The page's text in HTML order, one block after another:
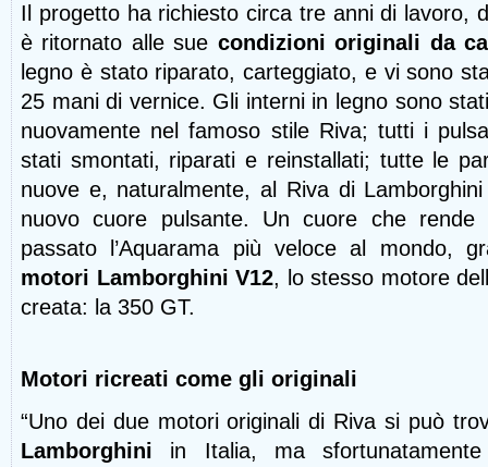
Il progetto ha richiesto circa tre anni di lavoro,
è ritornato alle sue condizioni originali da
legno è stato riparato, carteggiato, e vi sono
25 mani di vernice. Gli interni in legno sono
nuovamente nel famoso stile Riva; tutti i
stati smontati, riparati e reinstallati; tutte le
nuove e, naturalmente, al Riva di
nuovo cuore pulsante. Un cuore che rende
passato l’Aquarama più veloce al mondo,
motori Lamborghini V12, lo stesso motore
creata: la 350 GT.
Motori ricreati come gli originali
“Uno dei due motori originali di Riva si può
Lamborghini in Italia, ma